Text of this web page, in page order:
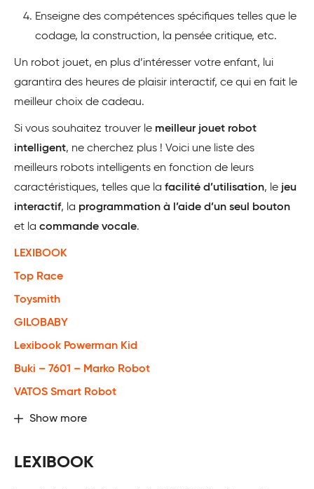
Enseigne des compétences spécifiques telles que le
codage, la construction, la pensée critique, etc.
Un robot jouet, en plus d’intéresser votre enfant, lui
garantira des heures de plaisir interactif, ce qui en fait le
meilleur choix de cadeau.
Si vous souhaitez trouver le meilleur jouet robot
intelligent, ne cherchez plus ! Voici une liste des
meilleurs robots intelligents en fonction de leurs
caractéristiques, telles que la facilité d’utilisation, le jeu
interactif, la programmation à l’aide d’un seul bouton
et la commande vocale.
LEXIBOOK
Top Race
Toysmith
GILOBABY
Lexibook Powerman Kid
Buki – 7601 – Marko Robot
VATOS Smart Robot
Show more
LEXIBOOK